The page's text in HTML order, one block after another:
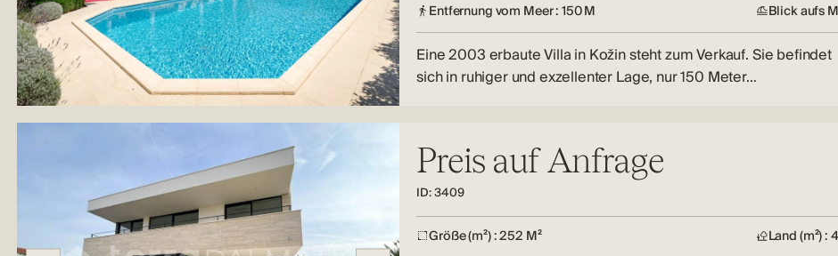
Entfernung vom Meer : 150 M
Blick aufs
Eine 2003 erbaute Villa in Kožin steht zum Verkauf. Sie befindet
sich in ruhiger und exzellenter Lage, nur 150 Meter…
Preis auf Anfrage
ID: 3409
Größe (m²) : 252 M²
Land (m²) :